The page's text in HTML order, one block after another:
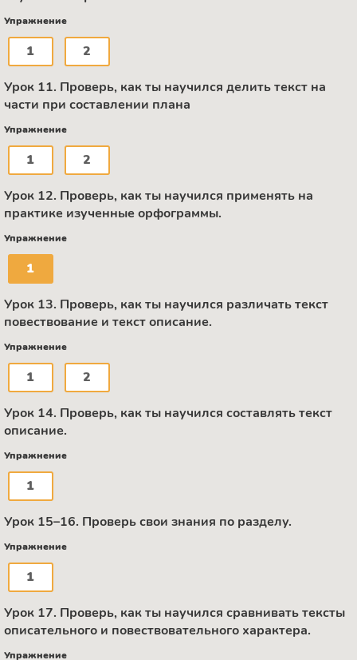
Упражнение
1 2
Урок 11. Проверь, как ты научился делить текст на
части при составлении плана
Упражнение
1 2
Урок 12. Проверь, как ты научился применять на
практике изученные орфограммы.
Упражнение
1
Урок 13. Проверь, как ты научился различать текст
повествование и текст описание.
Упражнение
1 2
Урок 14. Проверь, как ты научился составлять текст
описание.
Упражнение
1
Урок 15–16. Проверь свои знания по разделу.
Упражнение
1
Урок 17. Проверь, как ты научился сравнивать тексты
описательного и повествовательного характера.
Упражнение